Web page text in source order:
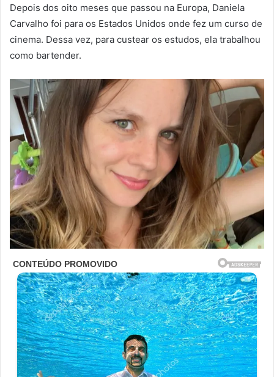
Depois dos oito meses que passou na Europa, Daniela
Carvalho foi para os Estados Unidos onde fez um curso de
cinema. Dessa vez, para custear os estudos, ela trabalhou
como bartender.